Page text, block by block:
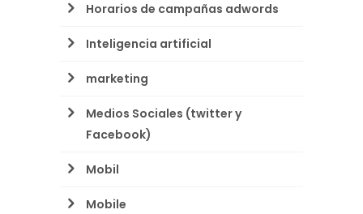
Horarios de campañas adwords
Inteligencia artificial
marketing
Medios Sociales (twitter y
Facebook)
Mobil
Mobile